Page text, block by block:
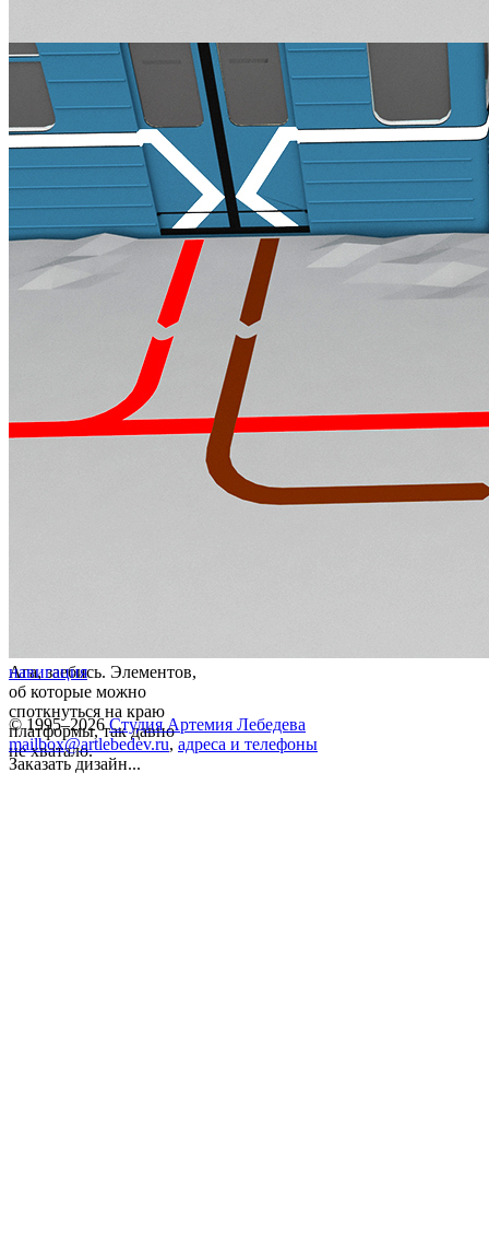
Ага, заебись. Элементов,
об которые можно
споткнуться на краю
платформы, так давно
не хватало.
навигация
© 1995–2026 Студия Артемия Лебедева
mailbox@artlebedev.ru, адреса и телефоны
Заказать дизайн...